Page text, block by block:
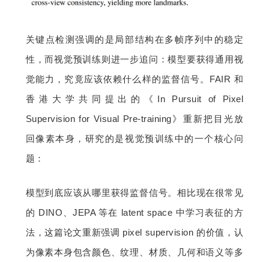
关键点检测强调的是局部结构在多帧序列中的稳定
性，而视觉预训练则进一步追问：模型要获得通用视
觉能力，究竟应该依赖什么样的监督信号。FAIR 和
香港大学共同提出的《In Pursuit of Pixel
Supervision for Visual Pre-training》重新把目光放
回像素本身，研究的是视觉预训练中的一个核心问
题：
模型到底应该从哪里获得监督信号。相比现在很常见
的 DINO、JEPA 等在 latent space 中学习表征的方
法，这篇论文重新强调 pixel supervision 的价值，认
为像素本身包含颜色、纹理、材质、几何和语义等多